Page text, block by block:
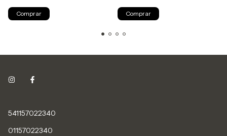
Comprar Comprar
541157022340
01157022340